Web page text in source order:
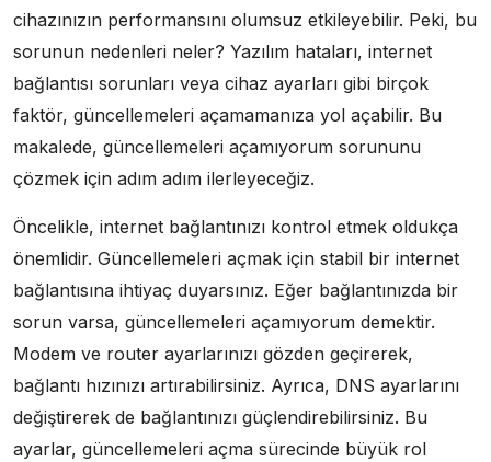
cihazınızın performansını olumsuz etkileyebilir. Peki, bu
sorunun nedenleri neler? Yazılım hataları, internet
bağlantısı sorunları veya cihaz ayarları gibi birçok
faktör, güncellemeleri açamamanıza yol açabilir. Bu
makalede, güncellemeleri açamıyorum sorununu
çözmek için adım adım ilerleyeceğiz.
Öncelikle, internet bağlantınızı kontrol etmek oldukça
önemlidir. Güncellemeleri açmak için stabil bir internet
bağlantısına ihtiyaç duyarsınız. Eğer bağlantınızda bir
sorun varsa, güncellemeleri açamıyorum demektir.
Modem ve router ayarlarınızı gözden geçirerek,
bağlantı hızınızı artırabilirsiniz. Ayrıca, DNS ayarlarını
değiştirerek de bağlantınızı güçlendirebilirsiniz. Bu
ayarlar, güncellemeleri açma sürecinde büyük rol